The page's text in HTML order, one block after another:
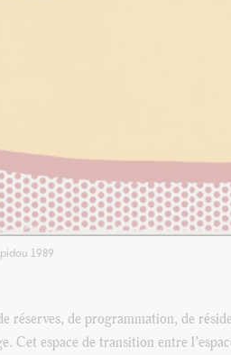
1989
réserves, de programmation, de
Cet espace de transition entre